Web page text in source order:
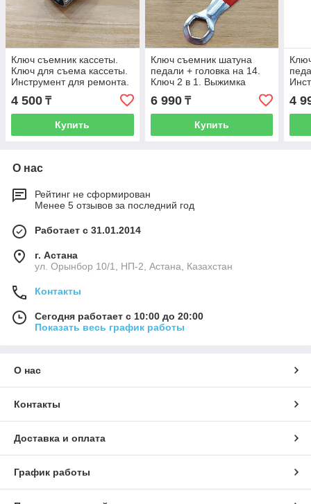
Ключ съемник кассеты.
Ключ для съема кассеты.
Инструмент для ремонта.
4 500 ₸
Купить
Ключ съемник шатуна
педали + головка на 14.
Ключ 2 в 1. Выжимка
шатуна. Инструмент для
ремонта.
6 990₸
Купить
4
О нас
Рейтинг не сформирован
Менее 5 отзывов за последний год
Работает с 31.01.2014
г. Астана
ул. Орынбор 10/1, НП-2, Астана, Казахстан
Контакты
Сегодня работает с 10:00 до 20:00
Показать весь график работы
О нас
Контакты
Доставка и оплата
График работы